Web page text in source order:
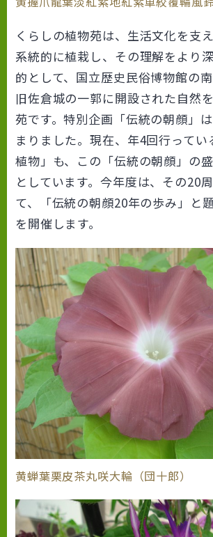
くらしの植物苑は、生活文化を支
系統的に植栽し、その理解をより
的として、国立歴史民俗博物館の
旧佐倉城の一郭に開設された自然
苑です。特別企画「伝統の朝顔」
まりました。現在、年4回行ってい
植物」も、この「伝統の朝顔」の
としています。今年度は、その20
て、「伝統の朝顔20年の歩み」と
を開催します。
黄蝉葉栗皮茶丸咲大輪（団十郎）